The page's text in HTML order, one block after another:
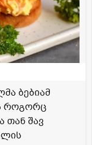
ბებიამ
როგორც
თან შავ